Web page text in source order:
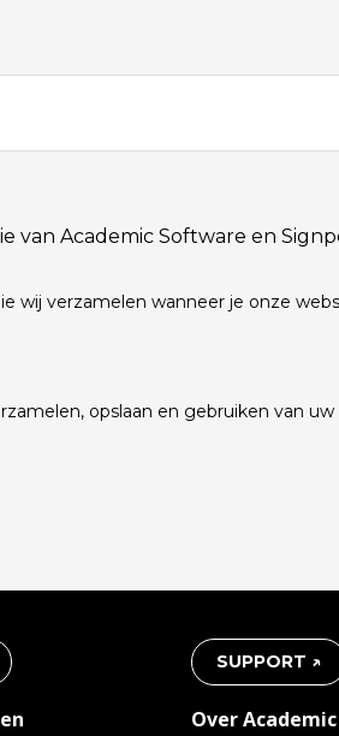
van Academic Software en
wij verzamelen wanneer je onze
opslaan en gebruiken van
SUPPORT ↗
Over